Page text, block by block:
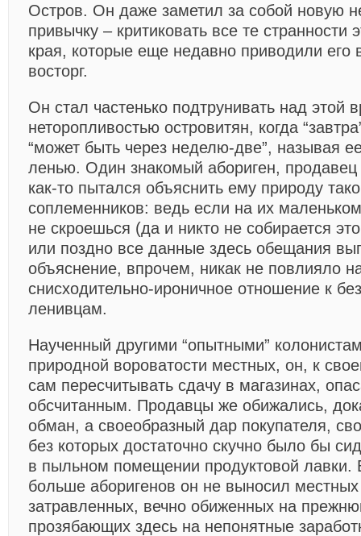
Остров. Он даже заметил за собой новую
привычку – критиковать все те странности
края, которые еще недавно приводили его
восторг.
Он стал частенько подтрунивать над этой
неторопливостью островитян, когда
“может быть через неделю-две”, называя
ленью. Один знакомый абориген,
как-то пытался объяснить ему природу
соплеменников: ведь если на их
не скроешься (да и никто не собирается
или поздно все данные здесь обещания
объяснение, впрочем, никак не повлияло
снисходительно-ироничное отношение к
ленивцам.
Наученный другими “опытными”
природной вороватости местных, он, к
сам пересчитывать сдачу в магазинах,
обсчитанным. Продавцы же обижались,
обман, а своеобразный дар покупателя,
без которых достаточно скучно было бы
в пыльном помещении продуктовой
больше аборигенов он не выносил местных
затравленных, вечно обиженных на
прозябающих здесь на непонятные